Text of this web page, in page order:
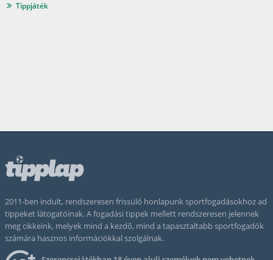
Tippjáték
2011-ben indult, rendszeresen frissülő honlapunk sportfogadásokhoz ad
tippeket látogatóinak. A fogadási tippek mellett rendszeresen jelennek
meg cikkeink, melyek mind a kezdő, mind a tapasztaltabb sportfogadók
számára hasznos információkkal szolgálnak.